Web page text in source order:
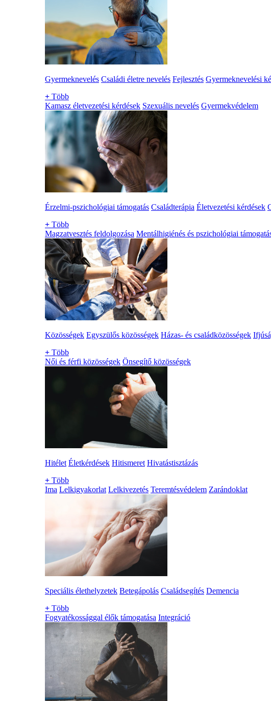
Gyermeknevelés Családi életre nevelés Fejlesztés Gyermeknevelési
+ Több
Kamasz életvezetési kérdések Szexuális nevelés Gyermekvédelem
Érzelmi-pszichológiai támogatás Családterápia Életvezetési kérdések
+ Több
Magzatvesztés feldolgozása Mentálhigiénés és pszichológiai
Közösségek Egyszülős közösségek Házas- és családközösségek
+ Több
Női és férfi közösségek Önsegítő közösségek
Hitélet Életkérdések Hitismeret Hivatástisztázás
+ Több
Ima Lelkigyakorlat Lelkivezetés Teremtésvédelem Zarándoklat
Speciális élethelyzetek Betegápolás Családsegítés Demencia
+ Több
Fogyatékossággal élők támogatása Integráció